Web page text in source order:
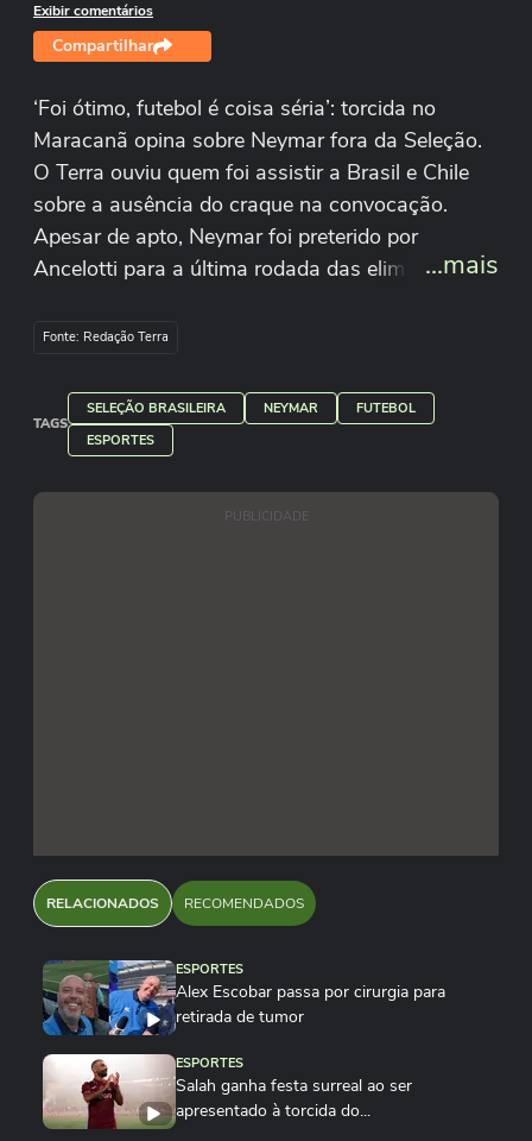
Exibir comentários
Compartilhar
‘Foi ótimo, futebol é coisa séria’: torcida no
Maracanã opina sobre Neymar fora da Seleção.
O Terra ouviu quem foi assistir a Brasil e Chile
sobre a ausência do craque na convocação.
Apesar de apto, Neymar foi preterido por
Ancelotti para a última rodada das eliminatórias.
indispensável por alguns para o hexa em 2026.
Terra Torcedores ouvidos: Renato Cesar, Juliana
Silva, Leonardo Botelh,o Michelle Barbosa e
Anderson Mattos
...mais
Fonte: Redação Terra
TAGS
SELEÇÃO BRASILEIRA NEYMAR
FUTEBOL
ESPORTES
PUBLICIDADE
RELACIONADOS RECOMENDADOS
ESPORTES
Alex Escobar passa por cirurgia para
retirada de tumor
ESPORTES
Salah ganha festa surreal ao ser
apresentado à torcida do...